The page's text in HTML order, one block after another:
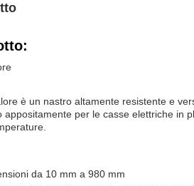
è un nastro altamente resistente e
appositamente per le casse elettriche in
da 10 mm a 980 mm